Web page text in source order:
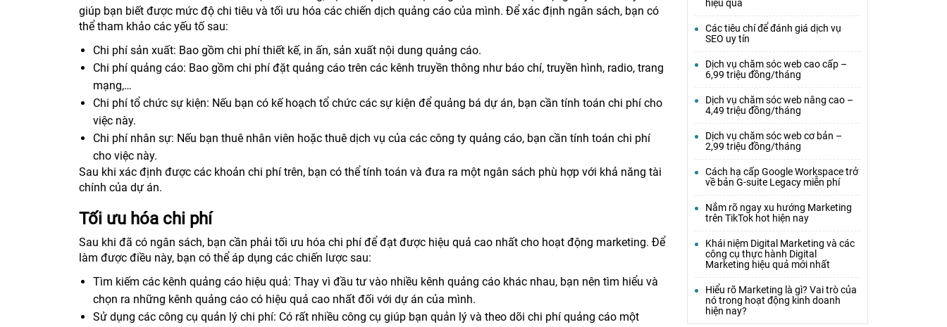
giúp bạn biết được mức độ chi tiêu và tối ưu hóa các chiến dịch quảng cáo của mình. Để xác định ngân sách, bạn có
thể tham khảo các yếu tố sau:
Chi phí sản xuất: Bao gồm chi phí thiết kế, in ấn, sản xuất nội dung quảng cáo.
Chi phí quảng cáo: Bao gồm chi phí đặt quảng cáo trên các kênh truyền thông như báo chí, truyền hình, radio, trang
mạng,…
Chi phí tổ chức sự kiện: Nếu bạn có kế hoạch tổ chức các sự kiện để quảng bá dự án, bạn cần tính toán chi phí cho
việc này.
Chi phí nhân sự: Nếu bạn thuê nhân viên hoặc thuê dịch vụ của các công ty quảng cáo, bạn cần tính toán chi phí
cho việc này.
Sau khi xác định được các khoản chi phí trên, bạn có thể tính toán và đưa ra một ngân sách phù hợp với khả năng tài
chính của dự án.
Tối ưu hóa chi phí
Sau khi đã có ngân sách, bạn cần phải tối ưu hóa chi phí để đạt được hiệu quả cao nhất cho hoạt động marketing. Để
làm được điều này, bạn có thể áp dụng các chiến lược sau:
Tìm kiếm các kênh quảng cáo hiệu quả: Thay vì đầu tư vào nhiều kênh quảng cáo khác nhau, bạn nên tìm hiểu và
chọn ra những kênh quảng cáo có hiệu quả cao nhất đối với dự án của mình.
Sử dụng các công cụ quản lý chi phí: Có rất nhiều công cụ giúp bạn quản lý và theo dõi chi phí quảng cáo một
hiệu quả
Các tiêu chí để đánh giá dịch vụ
SEO uy tín
Dịch vụ chăm sóc web cao cấp –
6,99 triệu đồng/tháng
Dịch vụ chăm sóc web nâng cao –
4,49 triệu đồng/tháng
Dịch vụ chăm sóc web cơ bản –
2,99 triệu đồng/tháng
Cách hạ cấp Google Workspace trở
về bản G-suite Legacy miễn phí
Nắm rõ ngay xu hướng Marketing
trên TikTok hot hiện nay
Khái niệm Digital Marketing và các
công cụ thực hành Digital
Marketing hiệu quả mới nhất
Hiểu rõ Marketing là gì? Vai trò của
nó trong hoạt động kinh doanh
hiện nay?